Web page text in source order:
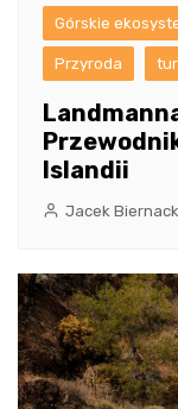
Górskie
Przyroda
Islandii
Jacek